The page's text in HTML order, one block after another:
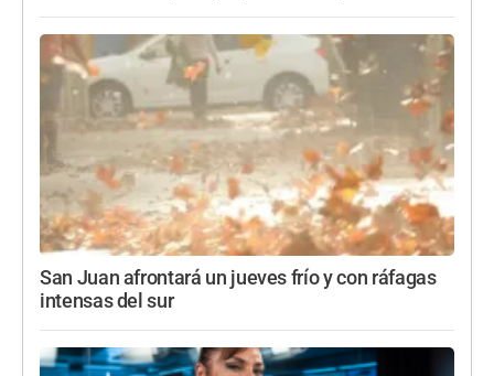
San Juan afrontará un jueves frío y con ráfagas
intensas del sur